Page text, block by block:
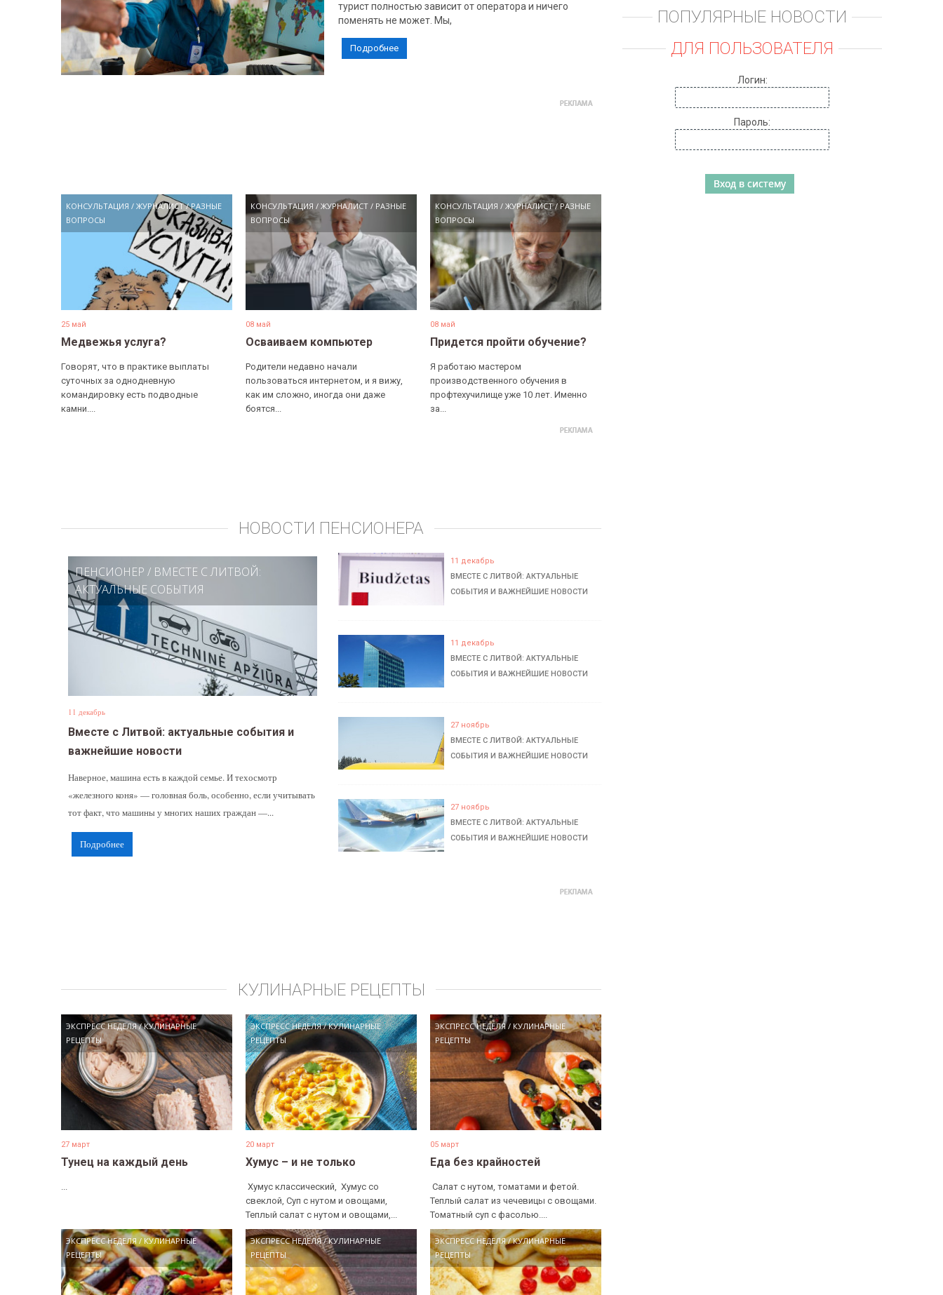
турист полностью зависит от оператора и ничего
поменять не может. Мы,
Подробнее
КОНСУЛЬТАЦИЯ / ЖУРНАЛИСТ/РАЗНЫЕ
ВОПРОСЫ
25 май
Медвежья услуга?
Говорят, что в практике выплаты
суточных за однодневную
командировку есть подводные
камни....
КОНСУЛЬТАЦИЯ /ЖУРНАЛИСТ / РАЗНЫЕ
ВОПРОСЫ
08 май
Осваиваем компьютер
Родители недавно начали
пользоваться интернетом, и я вижу,
как им сложно, иногда они даже
боятся...
КОНСУЛЬТАЦИЯ /ЖУРНАЛИСТ/ РАЗНЫЕ
ВОПРОСЫ
08 май
Придется пройти обучение?
Я работаю мастером
производственного обучения в
профтехучилище уже 10 лет. Именно
за...
НОВОСТИ ПЕНСИОНЕРА
ПЕНСИОНЕР / ВМЕСТЕ С ЛИТВОЙ:
АКТУАЛЬНЫЕ СОБЫТИЯ
11 декабрь
Вместе с Литвой: актуальные события и
важнейшие новости
Наверное, машина есть в каждой семье. И техосмотр
«железного коня» — головная боль, особенно, если учитывать
тот факт, что машины у многих наших граждан —...
Подробнее
11 декабрь
ВМЕСТЕ С ЛИТВОЙ: АКТУАЛЬНЫЕ
СОБЫТИЯ И ВАЖНЕЙШИЕ НОВОСТИ
11 декабрь
ВМЕСТЕ С ЛИТВОЙ: АКТУАЛЬНЫЕ
СОБЫТИЯ И ВАЖНЕЙШИЕ НОВОСТИ
27 ноябрь
ВМЕСТЕ С ЛИТВОЙ: АКТУАЛЬНЫЕ
СОБЫТИЯ И ВАЖНЕЙШИЕ НОВОСТИ
27 ноябрь
ВМЕСТЕ С ЛИТВОЙ: АКТУАЛЬНЫЕ
СОБЫТИЯ И ВАЖНЕЙШИЕ НОВОСТИ
КУЛИНАРНЫЕ РЕЦЕПТЫ
ЭКСПРЕСС НЕДЕЛЯ/КУЛИНАРНЫЕ
РЕЦЕПТЫ
27 март
Тунец на каждый день
ЭКСПРЕСС НЕДЕЛЯ/КУЛИНАРНЫЕ
РЕЦЕПТЫ
20 март
Хумус – и не только
​ Хумус классический, ​ Хумус со
свеклой, Суп с нутом и овощами, ​
Теплый салат с нутом и овощами,...
ЭКСПРЕСС НЕДЕЛЯ/ КУЛИНАРНЫЕ
РЕЦЕПТЫ
05 март
Еда без крайностей
​ Салат с нутом, томатами и фетой. ​
Теплый салат из чечевицы с овощами. ​
Томатный суп с фасолью....
ЭКСПРЕСС НЕДЕЛЯ/КУЛИНАРНЫЕ
РЕЦЕПТЫ
ЭКСПРЕСС НЕДЕЛЯ/КУЛИНАРНЫЕ
РЕЦЕПТЫ
ЭКСПРЕСС НЕДЕЛЯ/КУЛИНАРНЫЕ
РЕЦЕПТЫ
ПОПУЛЯРНЫЕ НОВОСТИ
ДЛЯ ПОЛЬЗОВАТЕЛЯ
Логин:
Пароль: